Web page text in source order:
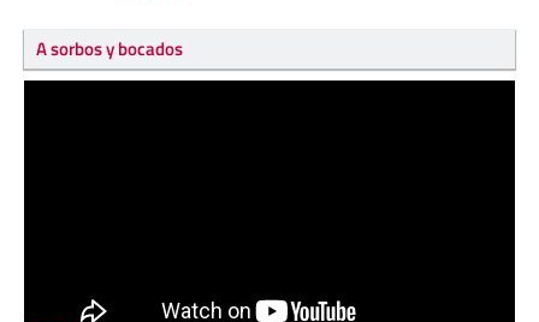
A sorbos y bocados